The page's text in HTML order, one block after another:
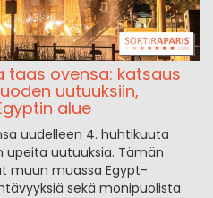
taas ovensa: katsaus
uutuuksiin,
alue
uudelleen 4. huhtikuuta
upeita uutuuksia. Tämän
muun muassa Egypt-
sekä monipuolista